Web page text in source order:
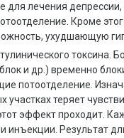
для лечения
Кроме
ухудшающую
токсина.
и др.) временно
потоотделение.
участках теряет
эффект проходит.
инъекции. Результат